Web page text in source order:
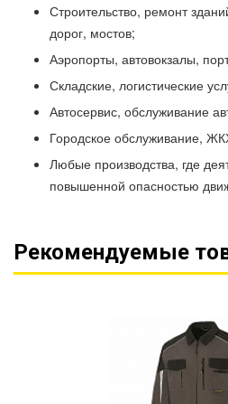
Строительство, ремонт
дорог, мостов;
Аэропорты, автовокзалы,
Складские, логистические
Автосервис, обслуживание
Городское обслуживание,
Любые производства, где
повышенной опасностью
Рекомендуемые